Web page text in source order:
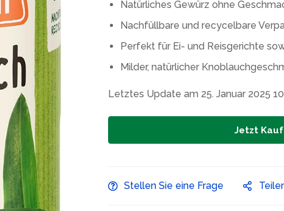
Natürliches Gewürz ohne
Nachfüllbare und recycelbare
Perfekt für Ei- und Reisgerichte
Milder, natürlicher
Letztes Update am 25. Januar 2025
Jetzt
Stellen Sie eine Frage